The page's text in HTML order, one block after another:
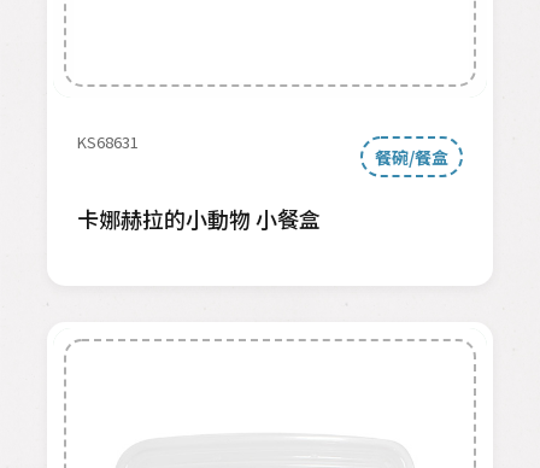
KS68631
餐碗/餐盒
卡娜赫拉的小動物 小餐盒